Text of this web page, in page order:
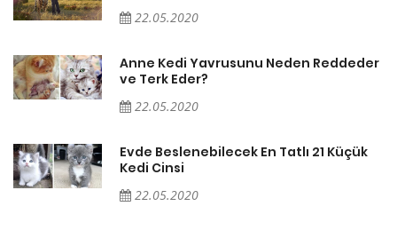
22.05.2020
Anne Kedi Yavrusunu Neden Reddeder
ve Terk Eder?
22.05.2020
Evde Beslenebilecek En Tatlı 21 Küçük
Kedi Cinsi
22.05.2020